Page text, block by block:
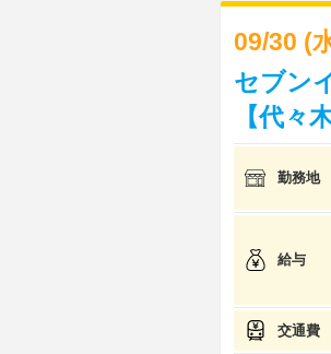
09/30 (
セブン
【代々
勤務地
給与
交通費